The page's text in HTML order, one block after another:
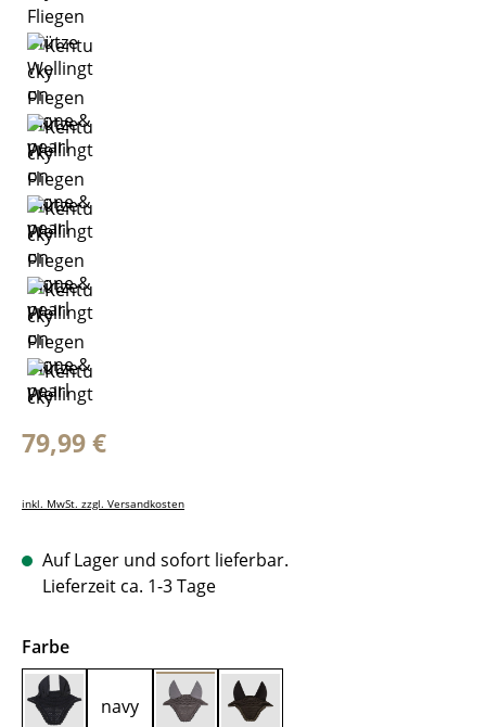
Regulärer Preis:
79,99 €
inkl. MwSt. zzgl. Versandkosten
Auf Lager und sofort lieferbar.
Lieferzeit ca. 1-3 Tage
Farbeauswählen
black navy dunkelgraudunkelbraun